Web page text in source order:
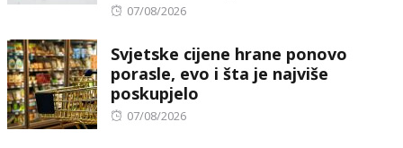
Posted
07/08/2026
Svjetske cijene hrane ponovo
porasle, evo i šta je najviše
poskupjelo
Posted
07/08/2026